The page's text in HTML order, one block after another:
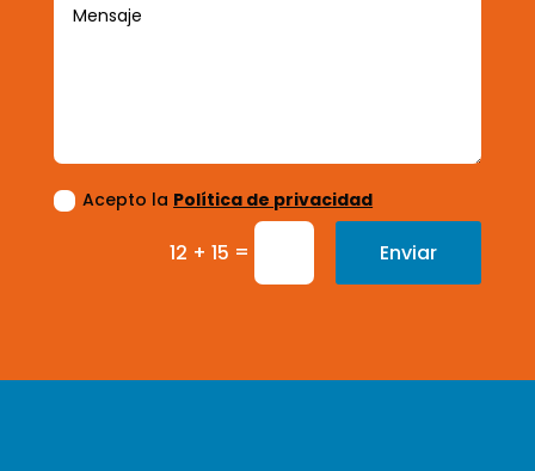
Acepto la Política de privacidad
12 + 15 = Enviar